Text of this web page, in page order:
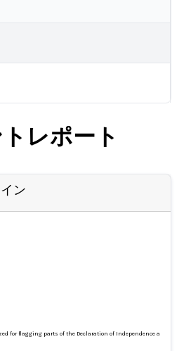
レポート
ン
for flagging parts of the Declaration of Independence as hate